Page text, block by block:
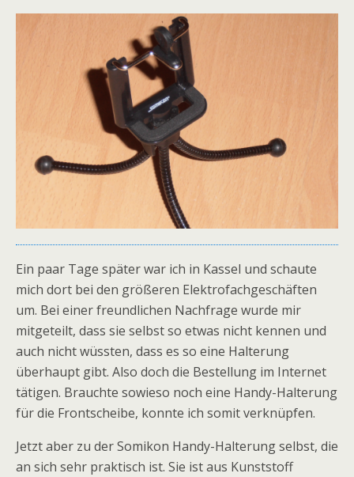
Ein paar Tage später war ich in Kassel und schaute
mich dort bei den größeren Elektrofachgeschäften
um. Bei einer freundlichen Nachfrage wurde mir
mitgeteilt, dass sie selbst so etwas nicht kennen und
auch nicht wüssten, dass es so eine Halterung
überhaupt gibt. Also doch die Bestellung im Internet
tätigen. Brauchte sowieso noch eine Handy-Halterung
für die Frontscheibe, konnte ich somit verknüpfen.
Jetzt aber zu der Somikon Handy-Halterung selbst, die
an sich sehr praktisch ist. Sie ist aus Kunststoff